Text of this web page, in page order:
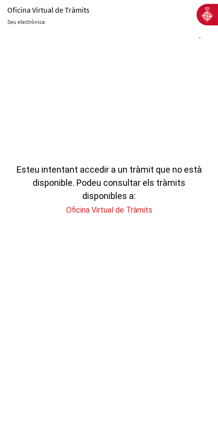
Oficina Virtual de Tràmits
Seu electrònica
-
Esteu intentant accedir a un tràmit que no està
disponible. Podeu consultar els tràmits
disponibles a:
Oficina Virtual de Tràmits